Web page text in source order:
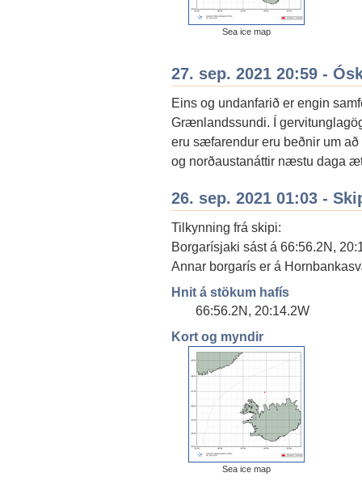
Sea ice map
27. sep. 2021 20:59 -
Eins og undanfarið er engin
Grænlandssundi. Í
eru sæfarendur eru beðnir um
og norðaustanáttir næstu daga
26. sep. 2021 01:03 -
Tilkynning frá skipi:
Borgarísjaki sást á 66:56.2N,
Annar borgarís er á
Hnit á stökum hafís
66:56.2N, 20:14.2W
Kort og myndir
Sea ice map